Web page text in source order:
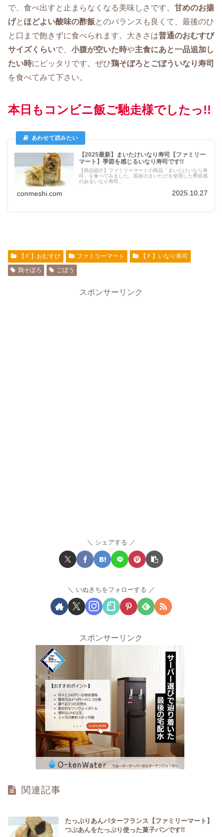
で、食べ出すと止まらなくなる美味しさです。 甘めのお揚
げと ほどよい酸味の酢飯とのバランスも良くて、最後のひ
と口まで飽きずに食べられます。大きさは普通のおむすび
サイズくらいで、 小腹が空いた時や主食にあと一品追加し
たい時にピッタリです。ぜひ鶏そぼろとごぼういなり寿司
を食べてみて下さい。
本日もコンビニ飯ご馳走様でしたっ!!
【2025最新】まいたけいなり寿司【ファミリー
マート】季節を感じるいなり寿司です!!
【商品紹介】ファミリーマートの商品「まいたけいなり寿
司」を食べてみました。国産のまいたけを使用した季節感
のあるいなり寿司...
conmeshi.com 2025.10.27
【Ｆ】おむすび ファミリーマート
【Ｆ】いなり寿司
鶏そぼろ
ごぼう
スポンサーリンク
シェアする
いぬきちをフォローする
スポンサーリンク
関連記事
たっぷりあんバターフランス【ファミリーマート】
つぶあんをたっぷり使った菓子パンです!!